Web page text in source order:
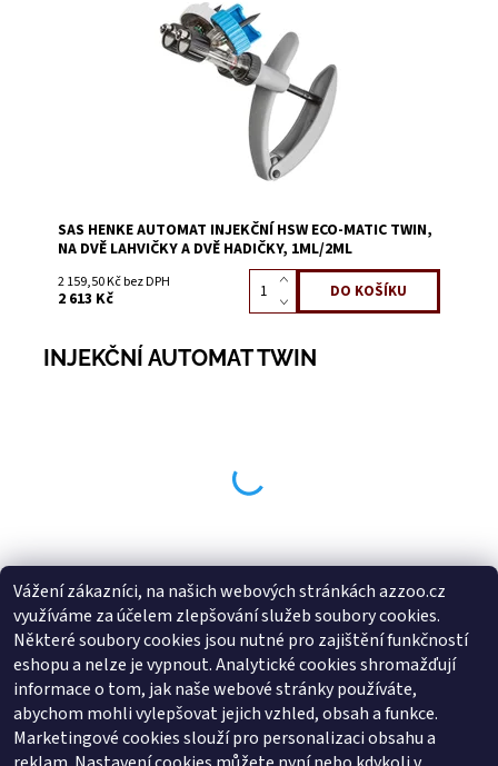
Na dotaz
1445A
SAS HENKE AUTOMAT INJEKČNÍ HSW ECO-MATIC TWIN,
NA DVĚ LAHVIČKY A DVĚ HADIČKY, 1ML/2ML
2 159,50 Kč bez DPH
2 613 Kč
INJEKČNÍ AUTOMAT TWIN
Buďte první, kdo napíše příspěvek k této položce.
Přidat komentář
Buďte první, kdo napíše příspěvek k této položce.
Přidat hodnocení
Vážení zákazníci, na našich webových stránkách azzoo.cz
využíváme za účelem zlepšování služeb soubory cookies.
Některé soubory cookies jsou nutné pro zajištění funkčností
eshopu a nelze je vypnout. Analytické cookies shromažďují
informace o tom, jak naše webové stránky používáte,
abychom mohli vylepšovat jejich vzhled, obsah a funkce.
Marketingové cookies slouží pro personalizaci obsahu a